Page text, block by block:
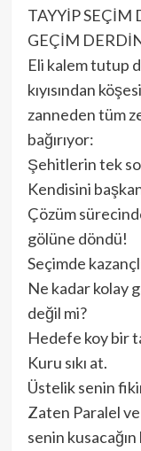
TAYYİP
GEÇİM
Eli kalem tutup
kıyısından
zanneden tüm
bağırıyor:
Şehitlerin tek
Kendisini
Çözüm
gölüne döndü!
Seçimde
Ne kadar kolay
değil mi?
Hedefe koy bir
Kuru sıkı at.
Üstelik senin
Zaten Paralel
senin